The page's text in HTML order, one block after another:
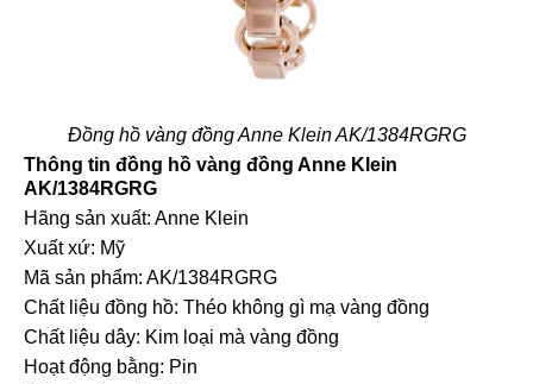
Đồng hồ vàng đồng Anne Klein AK/1384RGRG
Thông tin đồng hồ vàng đồng Anne Klein
AK/1384RGRG
Hãng sản xuất: Anne Klein
Xuất xứ: Mỹ
Mã sản phẩm: AK/1384RGRG
Chất liệu đồng hồ: Théo không gì mạ vàng đồng
Chất liệu dây: Kim loại mà vàng đồng
Hoạt động bằng: Pin